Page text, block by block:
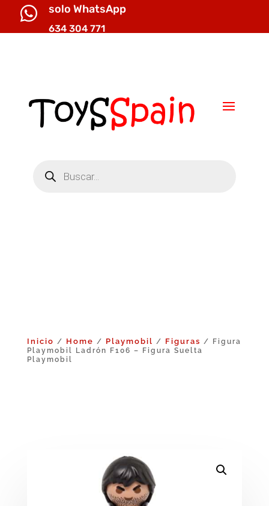
 solo WhatsApp
634 304 771
productos
Inicio / Home / Playmobil / Figuras / Figura
Playmobil Ladrón F106 – Figura Suelta
Playmobil